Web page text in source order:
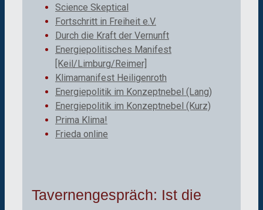
Science Skeptical
Fortschritt in Freiheit e.V.
Durch die Kraft der Vernunft
Energiepolitisches Manifest
[Keil/Limburg/Reimer]
Klimamanifest Heiligenroth
Energiepolitik im Konzeptnebel (Lang)
Energiepolitik im Konzeptnebel (Kurz)
Prima Klima!
Frieda online
Tavernengespräch: Ist die